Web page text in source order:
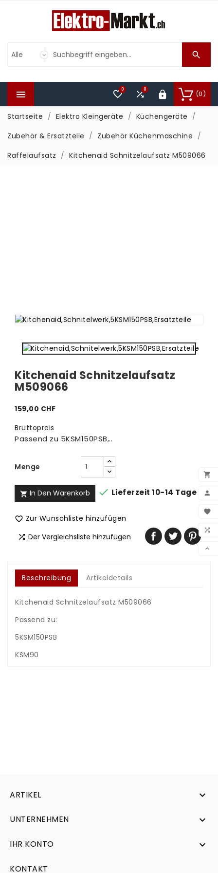






 (0)

0
0
Startseite Elektro Kleingeräte
Küchengeräte
Zubehör & Ersatzteile
Zubehör Küchenmaschine
Raffelaufsatz
Kitchenaid Schnitzelaufsatz M509066
Kitchenaid Schnitzelaufsatz
M509066
159,00 CHF
Bruttopreis
Passend zu 5KSM150PSB,..
Menge
 In Den Warenkorb  Lieferzeit 10-14 Tage
 Zur Wunschliste hinzufügen
 Der Vergleichsliste hinzufügen
Beschreibung Artikeldetails
Kitchenaid Schnitzelaufsatz M509066
Passend zu:
5KSM150PSB
KSM90
ARTIKEL 
UNTERNEHMEN 
IHR KONTO 
KONTAKT